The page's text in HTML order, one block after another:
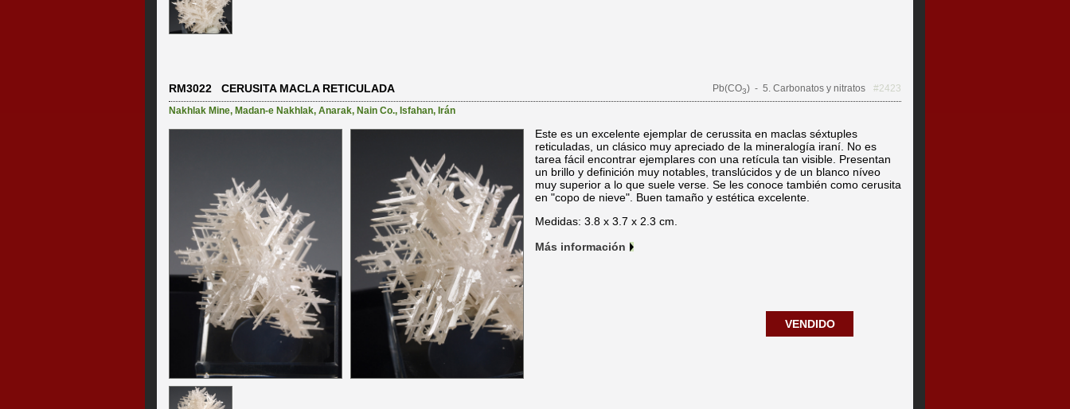
RM3022 CERUSITA MACLA RETICULADA Pb(CO3) - 5. Carbonatos y nitratos
#2423
Nakhlak Mine, Madan-e Nakhlak, Anarak, Nain Co., Isfahan, Irán
Este es un excelente ejemplar de cerussita en maclas séxtuples
reticuladas, un clásico muy apreciado de la mineralogía iraní. No es
tarea fácil encontrar ejemplares con una retícula tan visible. Presentan
un brillo y definición muy notables, translúcidos y de un blanco níveo
muy superior a lo que suele verse. Se les conoce también como cerusita
en "copo de nieve". Buen tamaño y estética excelente.
Medidas: 3.8 x 3.7 x 2.3 cm.
Más información
VENDIDO